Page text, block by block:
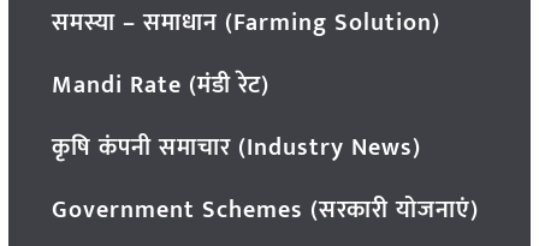
समस्या – समाधान (Farming Solution)
Mandi Rate (मंडी रेट)
कृषि कंपनी समाचार (Industry News)
Government Schemes (सरकारी योजनाएं)